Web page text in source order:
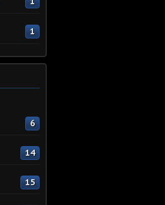
1
6
14
15